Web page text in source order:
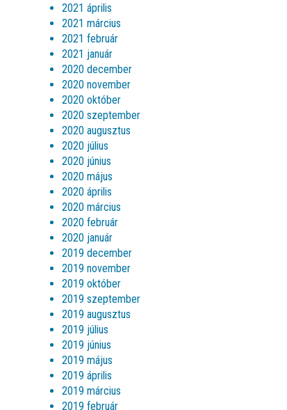
2021 április
2021 március
2021 február
2021 január
2020 december
2020 november
2020 október
2020 szeptember
2020 augusztus
2020 július
2020 június
2020 május
2020 április
2020 március
2020 február
2020 január
2019 december
2019 november
2019 október
2019 szeptember
2019 augusztus
2019 július
2019 június
2019 május
2019 április
2019 március
2019 február